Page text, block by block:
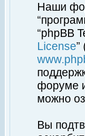
Наши
“phpBB
License”
форуме
можно
Вы